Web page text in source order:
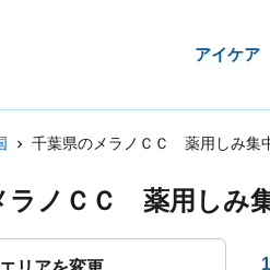
アイケア
千葉県のメラノＣＣ 薬用しみ集
ラノＣＣ 薬用しみ